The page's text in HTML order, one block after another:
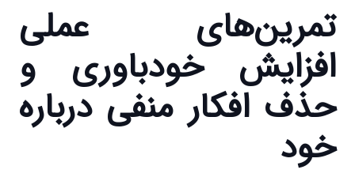
تمرین‌های عملی
افزایش خودباوری و
حذف افکار منفی درباره
خود